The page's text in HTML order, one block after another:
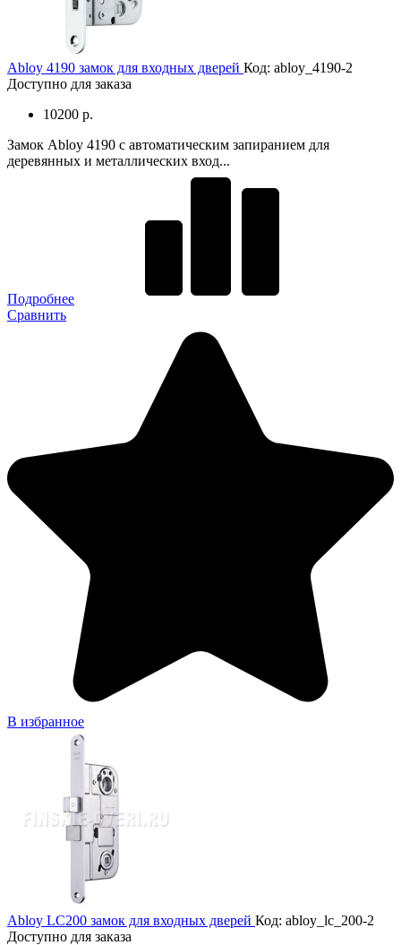
Abloy 4190 замок для входных дверей Код: abloy_4190-2
Доступно для заказа
10200 р.
Замок Abloy 4190 с автоматическим запиранием для
деревянных и металлических вход...
Подробнее
Сравнить
В избранное
Abloy LC200 замок для входных дверей Код: abloy_lc_200-2
Доступно для заказа